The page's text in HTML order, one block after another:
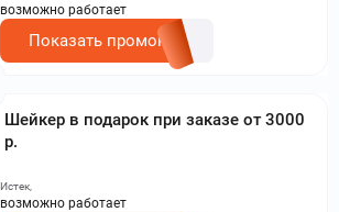
возможно работает
Показать промокод
Шейкер в подарок при заказе от 3000
р.
Истек,
возможно работает